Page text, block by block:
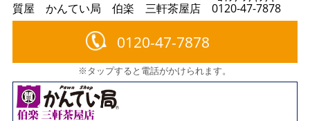
質屋 かんてい局 伯楽 三軒茶屋店 0120-47-7878
0120-47-7878
※タップすると電話がかけられます。